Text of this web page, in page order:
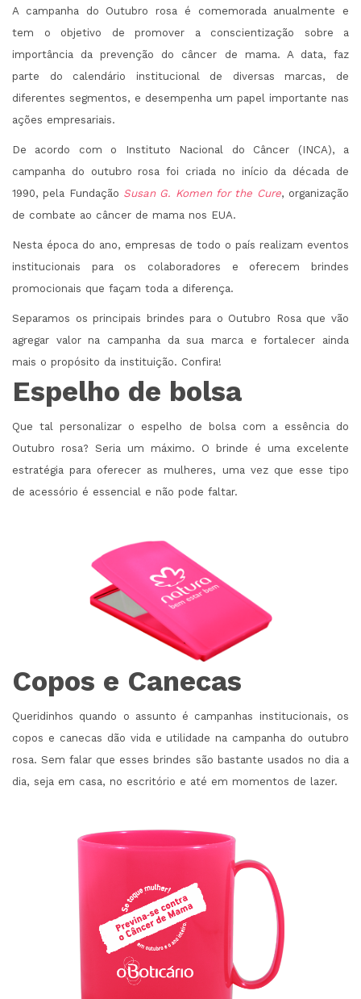
A campanha do Outubro rosa é comemorada anualmente e
tem o objetivo de promover a conscientização sobre a
importância da prevenção do câncer de mama. A data, faz
parte do calendário institucional de diversas marcas, de
diferentes segmentos, e desempenha um papel importante nas
ações empresariais.
De acordo com o Instituto Nacional do Câncer (INCA), a
campanha do outubro rosa foi criada no início da década de
1990, pela Fundação Susan G. Komen for the Cure, organização
de combate ao câncer de mama nos EUA.
Nesta época do ano, empresas de todo o país realizam eventos
institucionais para os colaboradores e oferecem brindes
promocionais que façam toda a diferença.
Separamos os principais brindes para o Outubro Rosa que vão
agregar valor na campanha da sua marca e fortalecer ainda
mais o propósito da instituição. Confira!
Espelho de bolsa
Que tal personalizar o espelho de bolsa com a essência do
Outubro rosa? Seria um máximo. O brinde é uma excelente
estratégia para oferecer as mulheres, uma vez que esse tipo
de acessório é essencial e não pode faltar.
Copos e Canecas
Queridinhos quando o assunto é campanhas institucionais, os
copos e canecas dão vida e utilidade na campanha do outubro
rosa. Sem falar que esses brindes são bastante usados no dia a
dia, seja em casa, no escritório e até em momentos de lazer.